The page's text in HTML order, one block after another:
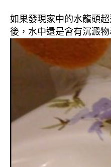
如果發現家中的水龍頭
後，水中還是會有沉澱